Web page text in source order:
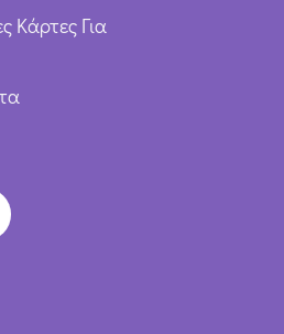
Κάρτες Για